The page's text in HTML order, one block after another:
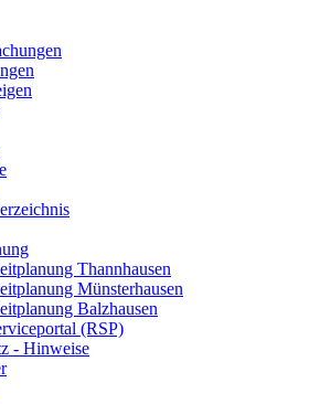
Thannhausen
Münsterhausen
Balzhausen
(RSP)
- Hinweise